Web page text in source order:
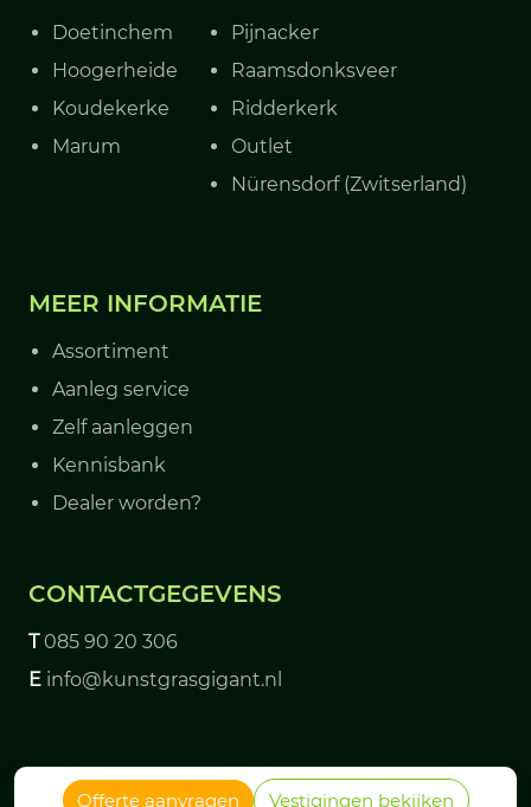
Doetinchem
Hoogerheide
Koudekerke
Marum
Pijnacker
Raamsdonksveer
Ridderkerk
Outlet
Nürensdorf (Zwitserland)
MEER INFORMATIE
Assortiment
Aanleg service
Zelf aanleggen
Kennisbank
Dealer worden?
CONTACTGEGEVENS
T 085 90 20 306
E info@kunstgrasgigant.nl
© 2026 - Kunstgrasgigant
Offerte aanvragen Vestigingen bekijken